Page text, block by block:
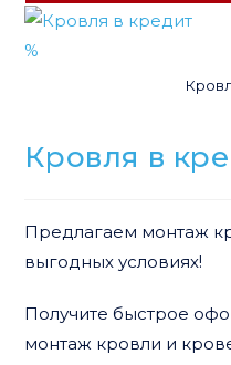
%
Кровля в
Предлагаем монтаж
выгодных условиях!
Получите быстрое
монтаж кровли и